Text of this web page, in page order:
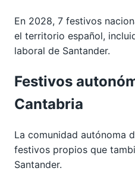
En 2028, 7 festivos
el territorio español,
laboral de Santander.
Festivos
Cantabria
La comunidad autónoma
festivos propios que
Santander.